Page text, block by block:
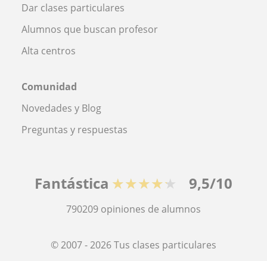
Dar clases particulares
Alumnos que buscan profesor
Alta centros
Comunidad
Novedades y Blog
Preguntas y respuestas
Fantástica ★★★★★ 9,5/10
790209 opiniones de alumnos
© 2007 - 2026 Tus clases particulares